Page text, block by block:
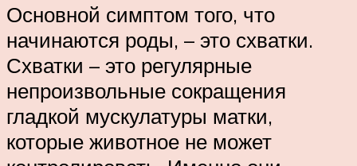
Основной симптом того, что
начинаются роды, – это схватки.
Схватки – это регулярные
непроизвольные сокращения
гладкой мускулатуры матки,
которые животное не может